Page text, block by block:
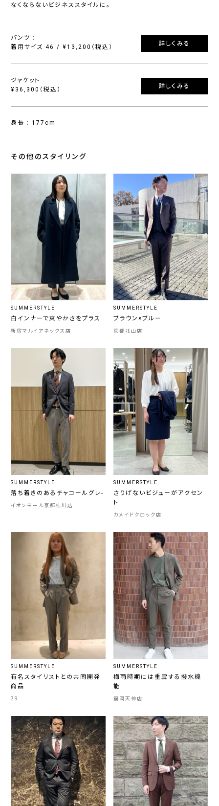
なくならないビジネススタイルに。
パンツ :
着用サイズ 46 / ¥13,200（税込）
詳しくみる
ジャケット :
¥36,300（税込）
詳しくみる
身長 : 177cm
その他のスタイリング
SUMMERSTYLE
白インナーで爽やかさをプラス
新宿マルイアネックス店
SUMMERSTYLE
ブラウン×ブルー
京都北山店
SUMMERSTYLE
落ち着きのあるチャコールグレ-
イオンモール京都桂川店
SUMMERSTYLE
さりげないビジューがアクセン
ト
カメイドクロック店
SUMMERSTYLE
有名スタイリストとの共同開発
商品
79
SUMMERSTYLE
梅雨時期には重宝する撥水機
能
福岡天神店